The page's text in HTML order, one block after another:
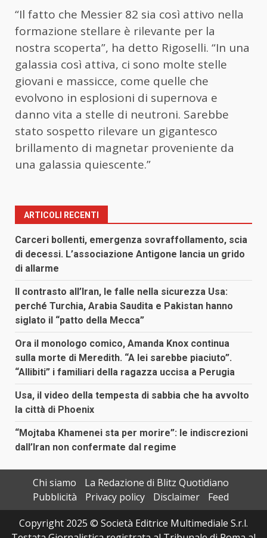
“Il fatto che Messier 82 sia così attivo nella
formazione stellare è rilevante per la
nostra scoperta”, ha detto Rigoselli. “In una
galassia così attiva, ci sono molte stelle
giovani e massicce, come quelle che
evolvono in esplosioni di supernova e
danno vita a stelle di neutroni. Sarebbe
stato sospetto rilevare un gigantesco
brillamento di magnetar proveniente da
una galassia quiescente.”
ARTICOLI RECENTI
Carceri bollenti, emergenza sovraffollamento, scia
di decessi. L’associazione Antigone lancia un grido
di allarme
Il contrasto all’Iran, le falle nella sicurezza Usa:
perché Turchia, Arabia Saudita e Pakistan hanno
siglato il “patto della Mecca”
Ora il monologo comico, Amanda Knox continua
sulla morte di Meredith. “A lei sarebbe piaciuto”.
“Allibiti” i familiari della ragazza uccisa a Perugia
Usa, il video della tempesta di sabbia che ha avvolto
la città di Phoenix
“Mojtaba Khamenei sta per morire”: le indiscrezioni
dall’Iran non confermate dal regime
Chi siamo
La Redazione di Blitz Quotidiano
Pubblicità
Privacy policy Disclaimer
Feed
Copyright 2025 © Società Editrice Multimediale S.r.l.